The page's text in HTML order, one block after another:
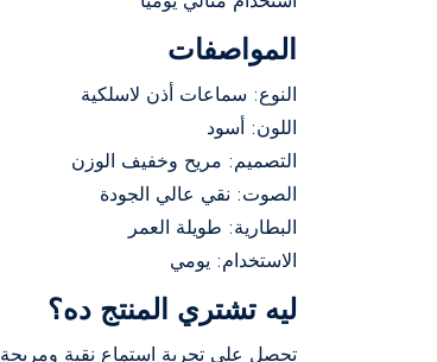
المواصفات
النوع: سماعات أذن لاسلكية
اللون: أسود
التصميم: مريح وخفيف الوزن
الصوت: نقي عالي الجودة
البطارية: طويلة العمر
الاستخدام: يومي
ليه تشتري المنتج ده؟
تحصل على تجربة استماع نقية ومريحة